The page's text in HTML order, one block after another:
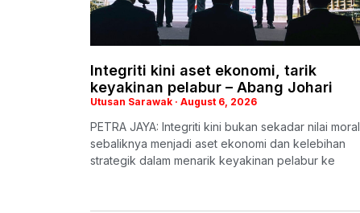
Integriti kini aset ekonomi, tarik
keyakinan pelabur – Abang Johari
Utusan Sarawak August 6, 2026
PETRA JAYA: Integriti kini bukan sekadar nilai moral,
sebaliknya menjadi aset ekonomi dan kelebihan
strategik dalam menarik keyakinan pelabur ke